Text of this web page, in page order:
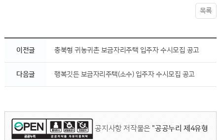
목록
이전글 충북형 귀농귀촌 보금자리주택 입주자 수시모집 공고
다음글 행복깃든 보금자리주택(소수) 입주자 수시모집 공고
공지사항 저작물은 "공공누리 제4유형